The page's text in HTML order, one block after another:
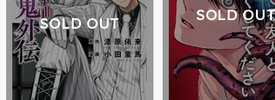
SOLD OUT SOLD